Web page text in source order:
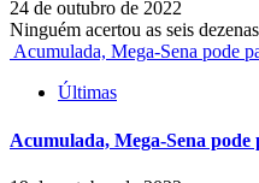
24 de outubro de 2022
Ninguém acertou as seis
Acumulada, Mega-Sena pode
Últimas
Acumulada, Mega-Sena